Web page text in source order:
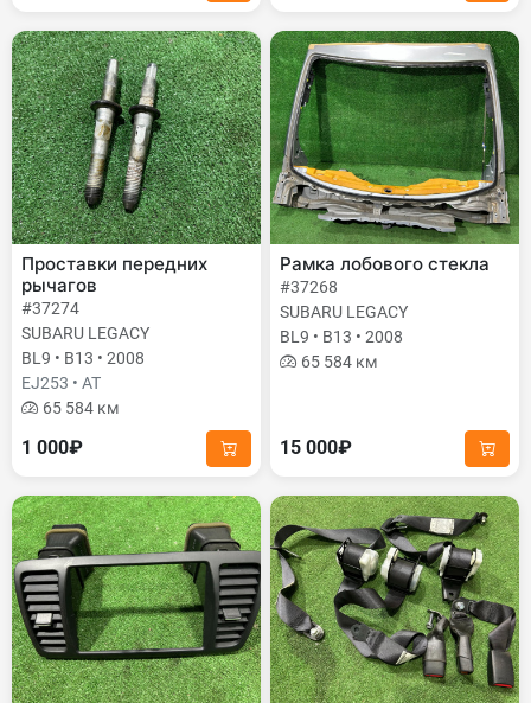
Проставки передних
рычагов
#37274
SUBARU LEGACY
BL9 • B13 • 2008
EJ253 • AT
65 584 км
1 000₽
Рамка лобового стекла
#37268
SUBARU LEGACY
BL9 • B13 • 2008
65 584 км
15 000₽